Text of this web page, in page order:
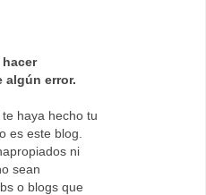
algún error.
haya hecho tu
es este blog.
ni
sean
o blogs que